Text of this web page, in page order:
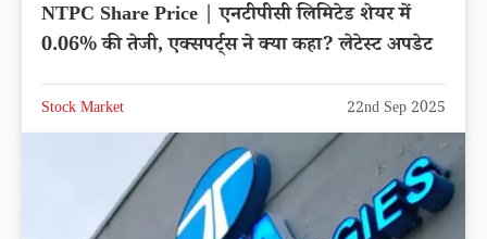
NTPC Share Price | एनटीपीसी लिमिटेड शेयर में
0.06% की तेजी, एक्सपर्ट्स ने क्या कहा? लेटेस्ट अपडेट
Stock Market 22nd Sep 2025